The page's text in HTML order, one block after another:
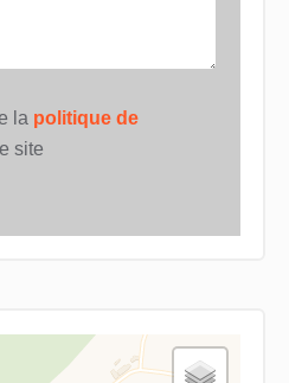
la politique de
site